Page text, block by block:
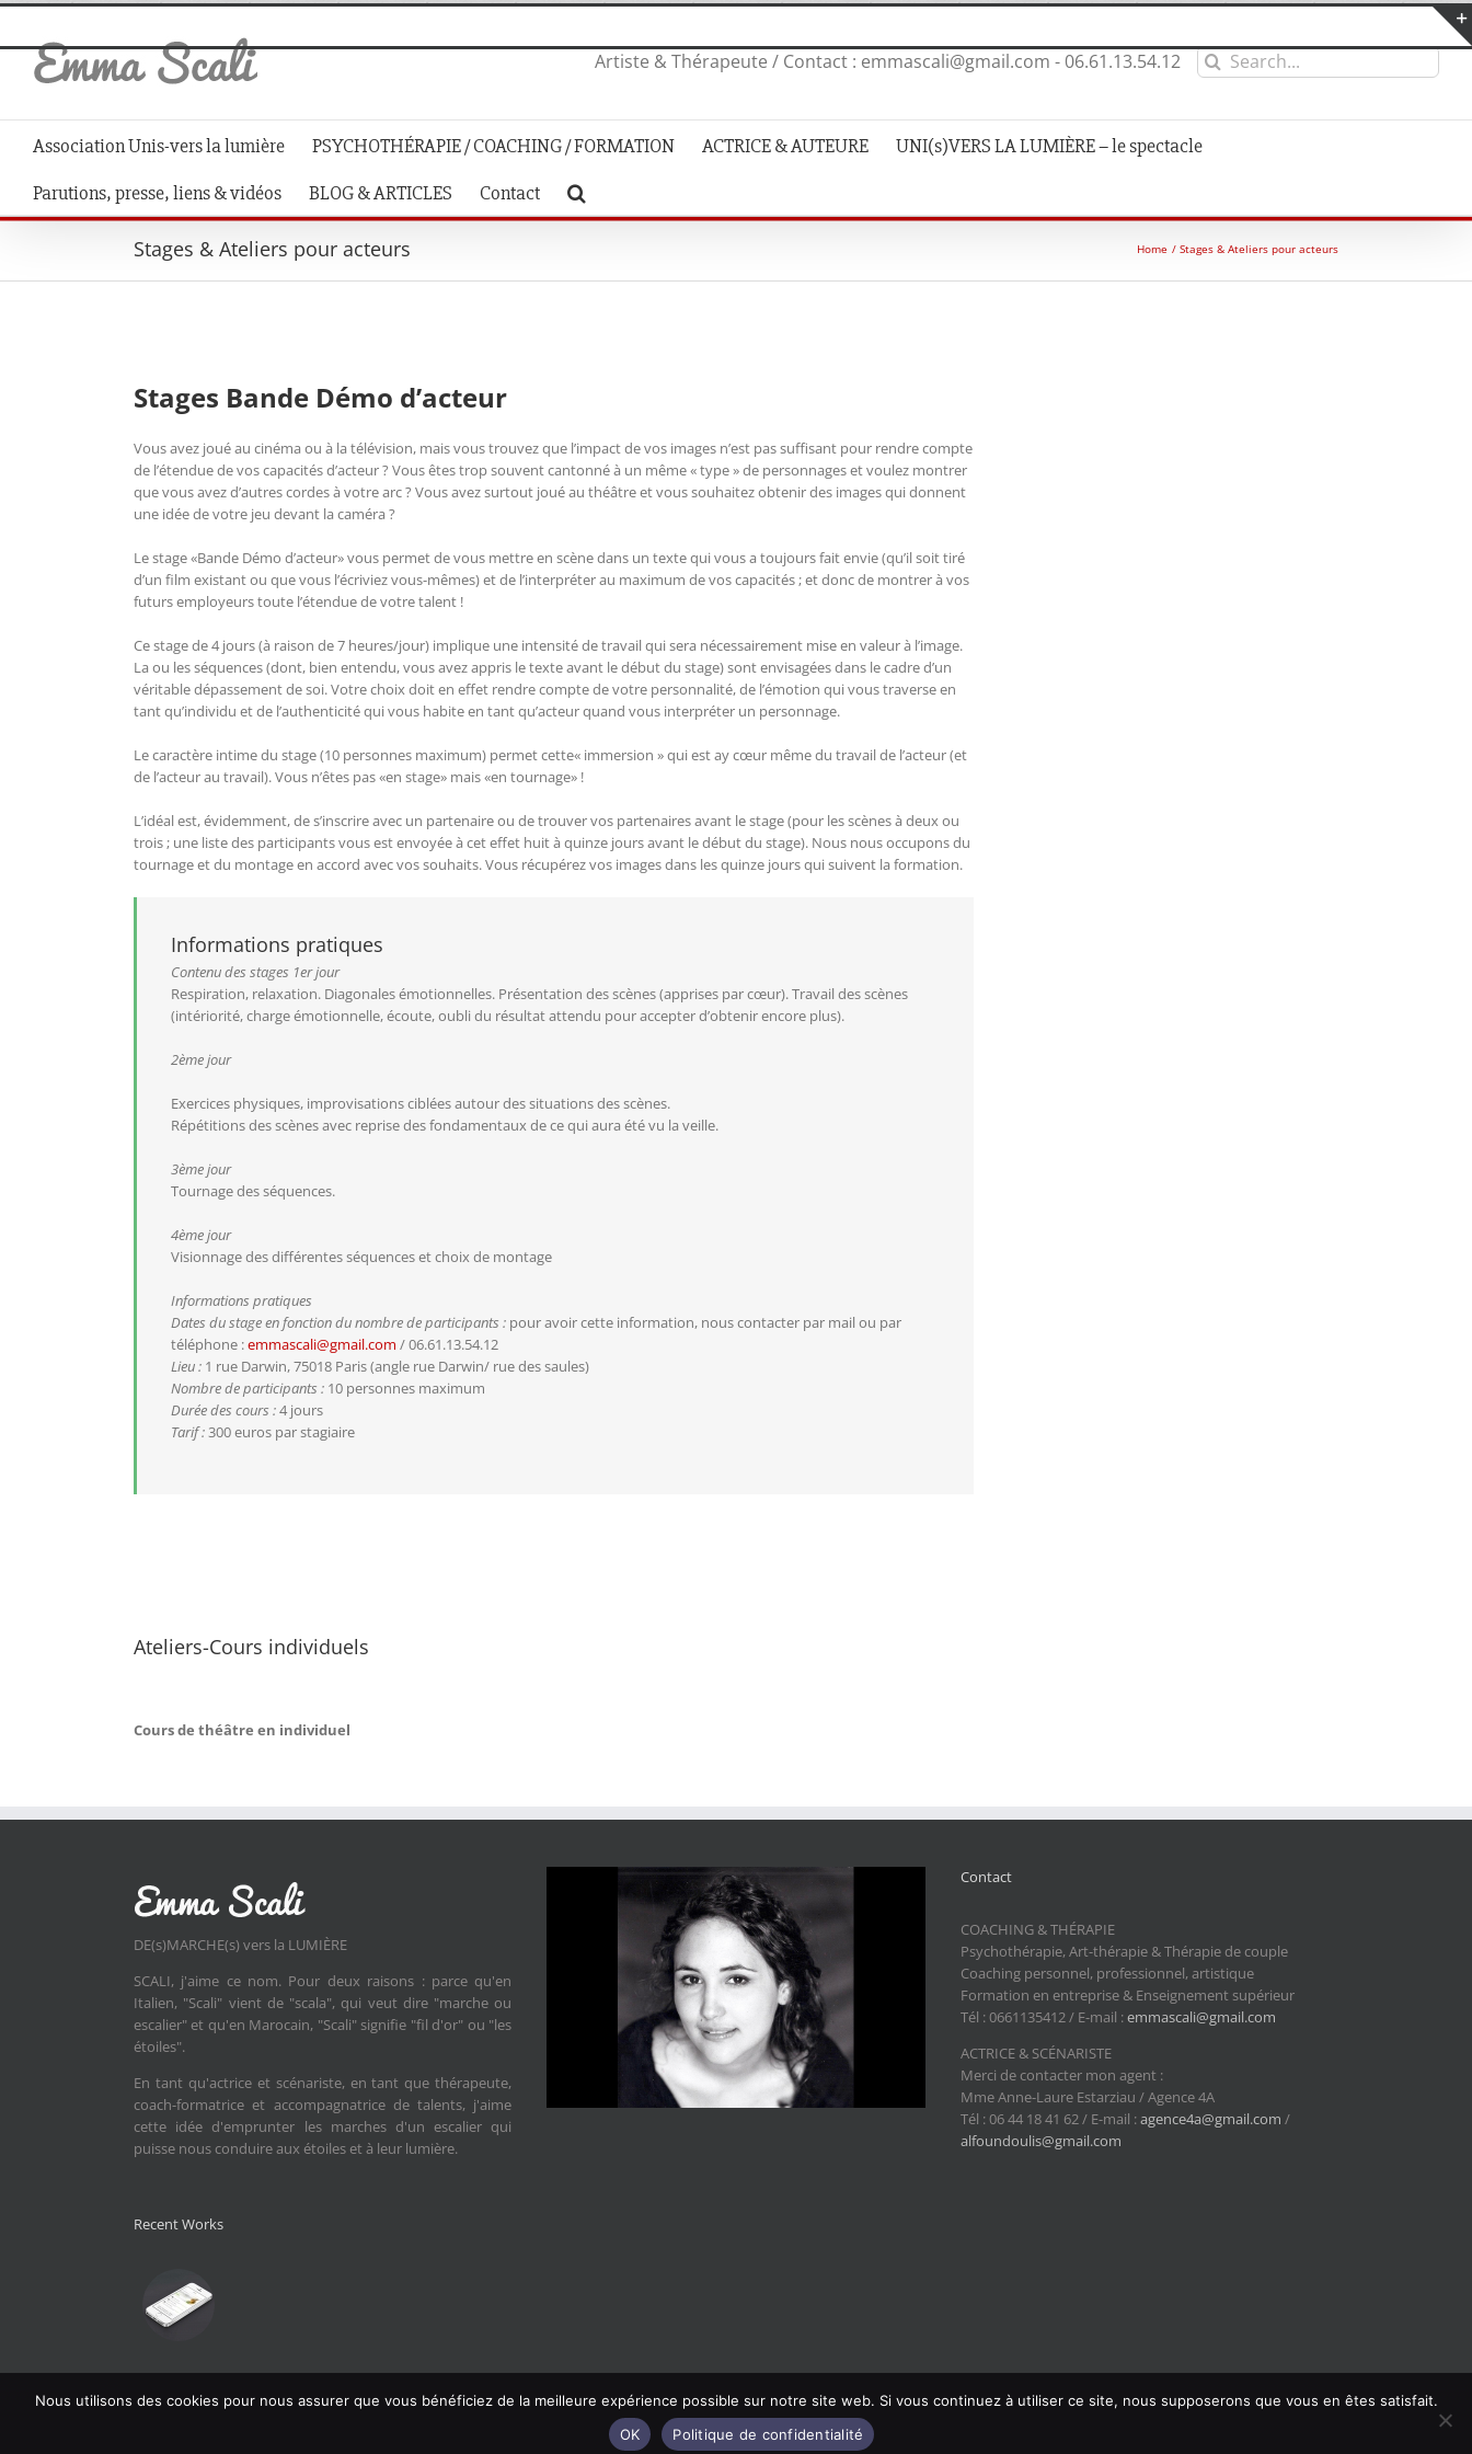
Skip
content
Artiste & Thérapeute / Contact : emmascali@gmail.com - 06.61.13.54.12
Search
for:
Association Unis-vers la lumière PSYCHOTHÉRAPIE / COACHING / FORMATION ACTRICE & AUTEURE
UNI(s)VERS LA LUMIÈRE – le spectacle
Parutions, presse, liens & vidéos
BLOG & ARTICLES Contact
Stages & Ateliers pour acteurs Home Stages & Ateliers pour acteurs
Stages Bande Démo d’acteur
Vous avez joué au cinéma ou à la télévision, mais vous trouvez que l’impact de vos images n’est pas suffisant pour rendre compte
de l’étendue de vos capacités d’acteur ? Vous êtes trop souvent cantonné à un même « type » de personnages et voulez montrer
que vous avez d’autres cordes à votre arc ? Vous avez surtout joué au théâtre et vous souhaitez obtenir des images qui donnent
une idée de votre jeu devant la caméra ?
Le stage «Bande Démo d’acteur» vous permet de vous mettre en scène dans un texte qui vous a toujours fait envie (qu’il soit tiré
d’un film existant ou que vous l’écriviez vous-mêmes) et de l’interpréter au maximum de vos capacités ; et donc de montrer à vos
futurs employeurs toute l’étendue de votre talent !
Ce stage de 4 jours (à raison de 7 heures/jour) implique une intensité de travail qui sera nécessairement mise en valeur à l’image.
La ou les séquences (dont, bien entendu, vous avez appris le texte avant le début du stage) sont envisagées dans le cadre d’un
véritable dépassement de soi. Votre choix doit en effet rendre compte de votre personnalité, de l’émotion qui vous traverse en
tant qu’individu et de l’authenticité qui vous habite en tant qu’acteur quand vous interpréter un personnage.
Le caractère intime du stage (10 personnes maximum) permet cette« immersion » qui est ay cœur même du travail de l’acteur (et
de l’acteur au travail). Vous n’êtes pas «en stage» mais «en tournage» !
L’idéal est, évidemment, de s’inscrire avec un partenaire ou de trouver vos partenaires avant le stage (pour les scènes à deux ou
trois ; une liste des participants vous est envoyée à cet effet huit à quinze jours avant le début du stage). Nous nous occupons du
tournage et du montage en accord avec vos souhaits. Vous récupérez vos images dans les quinze jours qui suivent la formation.
Informations pratiques
Contenu des stages 1er jour
Respiration, relaxation. Diagonales émotionnelles. Présentation des scènes (apprises par cœur). Travail des scènes
(intériorité, charge émotionnelle, écoute, oubli du résultat attendu pour accepter d’obtenir encore plus).
2ème jour
Exercices physiques, improvisations ciblées autour des situations des scènes.
Répétitions des scènes avec reprise des fondamentaux de ce qui aura été vu la veille.
3ème jour
Tournage des séquences.
4ème jour
Visionnage des différentes séquences et choix de montage
Informations pratiques
Dates du stage en fonction du nombre de participants : pour avoir cette information, nous contacter par mail ou par
téléphone :emmascali@gmail.com / 06.61.13.54.12
Lieu : 1 rue Darwin, 75018 Paris (angle rue Darwin/ rue des saules)
Nombre de participants : 10 personnes maximum
Durée des cours :4 jours
Tarif :300 euros par stagiaire
Ateliers-Cours individuels
Cours de théâtre en individuel
DE(s)MARCHE(s) vers la LUMIÈRE
SCALI, j'aime ce nom. Pour deux raisons : parce qu'en
Italien, "Scali" vient de "scala", qui veut dire "marche ou
escalier" et qu'en Marocain, "Scali" signifie "fil d'or" ou "les
étoiles".
En tant qu'actrice et scénariste, en tant que thérapeute,
coach-formatrice et accompagnatrice de talents, j'aime
cette idée d'emprunter les marches d'un escalier qui
puisse nous conduire aux étoiles et à leur lumière.
Recent Works
Contact
COACHING & THÉRAPIE
Psychothérapie, Art-thérapie & Thérapie de couple
Coaching personnel, professionnel, artistique
Formation en entreprise & Enseignement supérieur
Tél : 0661135412 / E-mail :emmascali@gmail.com
ACTRICE & SCÉNARISTE
Merci de contacter mon agent :
Mme Anne-Laure Estarziau / Agence 4A
Tél : 06 44 18 41 62 / E-mail :agence4a@gmail.com /
alfoundoulis@gmail.com
Copyright 2024 Emma Scali | Tous droits réservés | Design & développementmultiMind Media Europe
Nous utilisons des cookies pour nous assurer que vous bénéficiez de la meilleure expérience possible sur notre site web. Si vous continuez à utiliser ce site, nous supposerons que vous en êtes satisfait.
OK
Politique de confidentialité